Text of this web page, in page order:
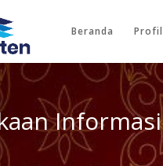
Beranda Profil
Informasi